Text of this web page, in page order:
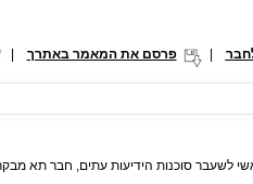
פרסם את המאמר באתרך |